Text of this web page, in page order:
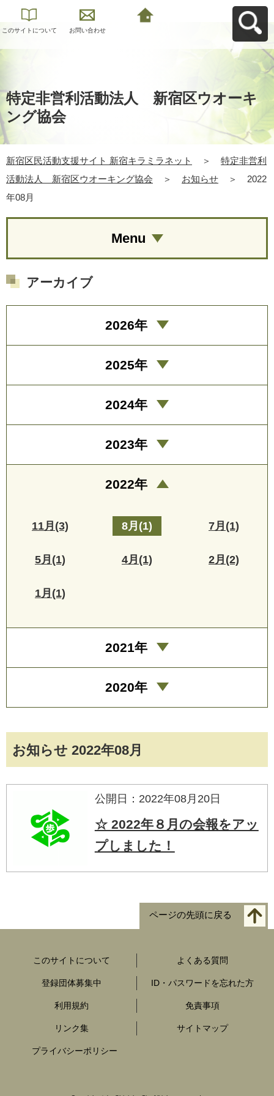
このサイトについて お問い合わせ
特定非営利活動法人 新宿区ウオーキ
ング協会
新宿区民活動支援サイト 新宿キラミラネット ＞
特定非営利
活動法人 新宿区ウオーキング協会
＞ お知らせ ＞
2022
年08月
お知らせ 2022年08月
公開日：2022年08月20日
☆ 2022年８月の会報をアッ
プしました！
Menu
アーカイブ
2026年
2025年
2024年
2023年
2022年
11月(3) 8月(1) 7月(1)
5月(1) 4月(1) 2月(2)
1月(1)
2021年
2020年
ページの先頭に戻る
このサイトについて よくある質問
登録団体募集中 ID・パスワードを忘れた方
利用規約 免責事項
リンク集 サイトマップ
プライバシーポリシー